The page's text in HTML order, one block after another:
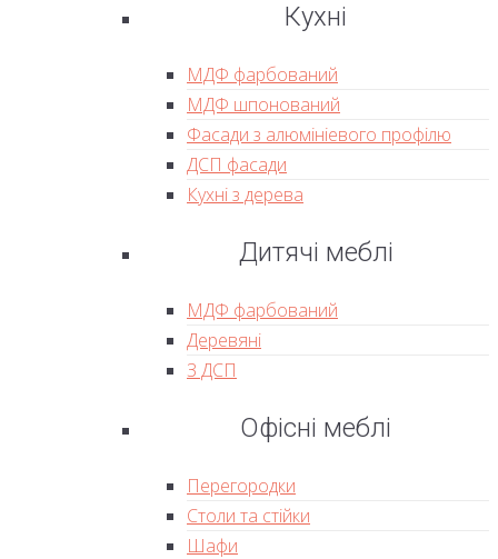
Кухні
МДФ фарбований
МДФ шпонований
Фасади з алюмініевого профілю
ДСП фасади
Кухні з дерева
Дитячі меблі
МДФ фарбований
Деревяні
З ДСП
Офісні меблі
Перегородки
Столи та стійки
Шафи